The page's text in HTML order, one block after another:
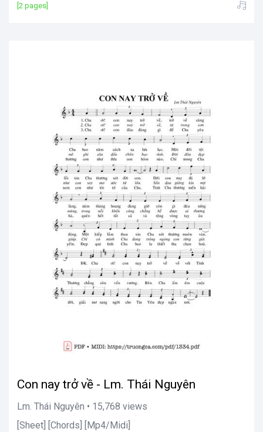
[2 pages]
Con nay trở về - Lm. Thái Nguyên
Lm. Thái Nguyên • 15,768 views
[Sheet] [Chords] [Mp4/Midi]